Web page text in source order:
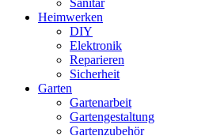
Sanitär
Heimwerken
DIY
Elektronik
Reparieren
Sicherheit
Garten
Gartenarbeit
Gartengestaltung
Gartenzubehör